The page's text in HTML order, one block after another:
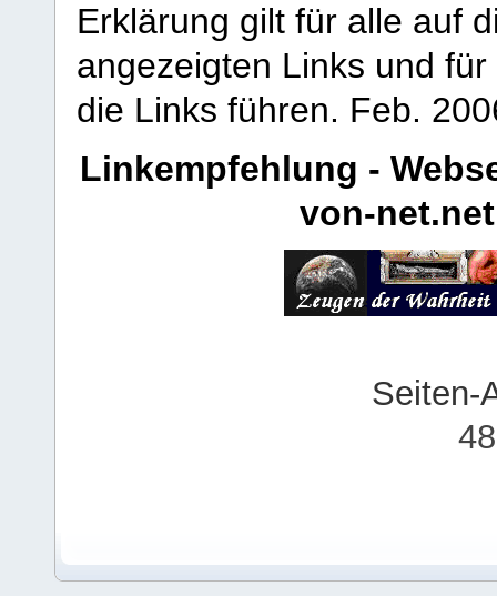
Erklärung gilt für alle auf
angezeigten Links und
die Links führen. Feb.
Linkempfehlung -
von-net.net
Seiten-